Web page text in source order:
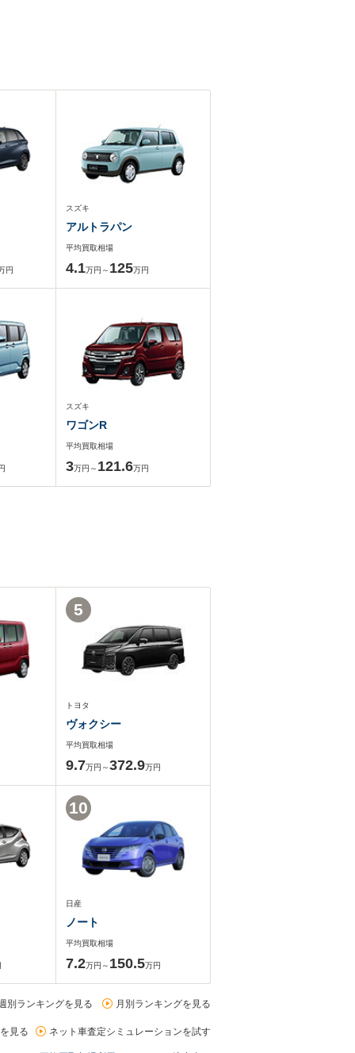
円
スズキ
アルトラパン
平均買取相場
4.1万円～ 125万円
スズキ
ワゴンR
平均買取相場
3万円～ 121.6万円
トヨタ
ヴォクシー
平均買取相場
9.7万円～372.9万円
5
日産
ノート
平均買取相場
7.2万円～ 150.5万円
10
別ランキングを見る 月別ランキングを見る
見る ネット車査定シミュレーションを試す